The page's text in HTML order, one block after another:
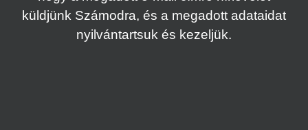
küldjünk Számodra, és a megadott adataidat
nyilvántartsuk és kezeljük.